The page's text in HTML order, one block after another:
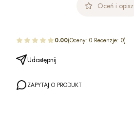
Oceń i opisz
0.00(Oceny: 0 Recenzje: 0)
Udostępnij
ZAPYTAJ O PRODUKT